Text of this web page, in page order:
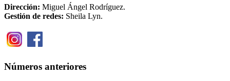
Dirección: Miguel Ángel Rodríguez.
Gestión de redes: Sheila Lyn.
Números anteriores